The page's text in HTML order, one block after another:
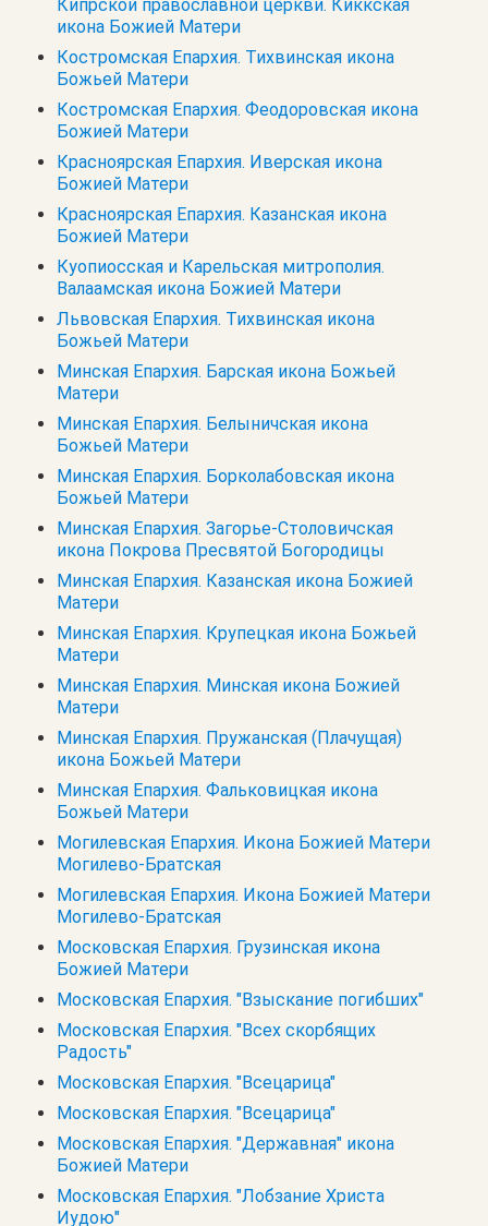
Кипрской православной церкви. Киккская
икона Божией Матери
Костромская Епархия. Тихвинская икона
Божьей Матери
Костромская Епархия. Феодоровская икона
Божией Матери
Красноярская Епархия. Иверская икона
Божией Матери
Красноярская Епархия. Казанская икона
Божией Матери
Куопиосская и Карельская митрополия.
Валаамская икона Божией Матери
Львовская Епархия. Тихвинская икона
Божьей Матери
Минская Епархия. Барская икона Божьей
Матери
Минская Епархия. Белыничская икона
Божьей Матери
Минская Епархия. Борколабовская икона
Божьей Матери
Минская Епархия. Загорье-Столовичская
икона Покрова Пресвятой Богородицы
Минская Епархия. Казанская икона Божией
Матери
Минская Епархия. Крупецкая икона Божьей
Матери
Минская Епархия. Минская икона Божией
Матери
Минская Епархия. Пружанская (Плачущая)
икона Божьей Матери
Минская Епархия. Фальковицкая икона
Божьей Матери
Могилевская Епархия. Икона Божией Матери
Могилево-Братская
Могилевская Епархия. Икона Божией Матери
Могилево-Братская
Московская Епархия. Грузинская икона
Божией Матери
Московская Епархия. "Взыскание погибших"
Московская Епархия. "Всех скорбящих
Радость"
Московская Епархия. "Всецарица"
Московская Епархия. "Всецарица"
Московская Епархия. "Державная" икона
Божией Матери
Московская Епархия. "Лобзание Христа
Иудою"